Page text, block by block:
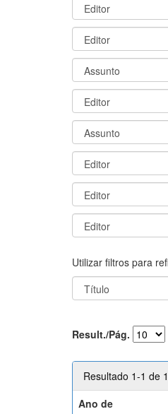
Utilizar filtros para
Result./Pág.
Resultado 1-1 de
Ano de